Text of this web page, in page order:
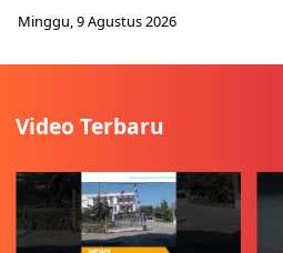
Minggu, 9 Agustus 2026
Video Terbaru